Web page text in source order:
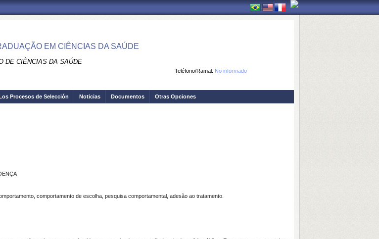
EM CIÊNCIAS DA SAÚDE
DE CIÊNCIAS DA SAÚDE
Teléfono/Ramal: No informado
Procesos de Selección Noticias Documentos Otras Opciones
comportamento de escolha, pesquisa comportamental, adesão ao tratamento.